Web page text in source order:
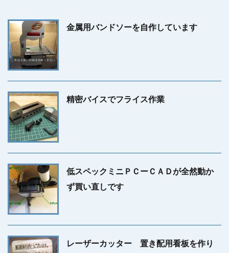
金属用バンドソーを自作しています
精密バイスでフライス作業
低スペックミニＰＣーＣＡＤが全然動か
ず買い直しです
レーザーカッター 置き配用看板を作り